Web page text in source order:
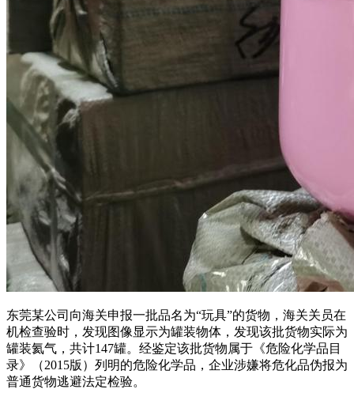
东莞某公司向海关申报一批品名为“玩具”的货物，海关关员在
机检查验时，发现图像显示为罐装物体，发现该批货物实际为
罐装氦气，共计147罐。经鉴定该批货物属于《危险化学品目
录》（2015版）列明的危险化学品，企业涉嫌将危化品伪报为
普通货物逃避法定检验。